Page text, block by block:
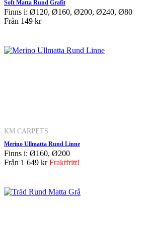
Soft Matta Rund Grafit
Finns i: Ø120, Ø160, Ø200, Ø240, Ø80
Från 149 kr
KM CARPETS
Merino Ullmatta Rund Linne
Finns i: Ø160, Ø200
Från 1 649 krFraktfritt!